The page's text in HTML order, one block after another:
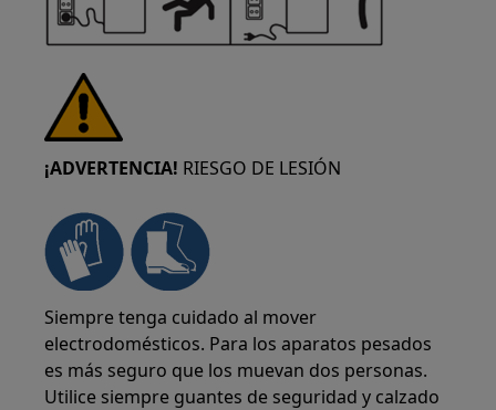
¡ADVERTENCIA! RIESGO DE LESIÓN
Siempre tenga cuidado al mover
electrodomésticos. Para los aparatos pesados
es más seguro que los muevan dos personas.
Utilice siempre guantes de seguridad y calzado